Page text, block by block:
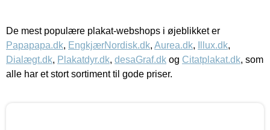
De mest populære plakat-webshops i øjeblikket er
Papapapa.dk, EngkjærNordisk.dk, Aurea.dk, Illux.dk,
Dialægt.dk, Plakatdyr.dk, desaGraf.dk og Citatplakat.dk, som
alle har et stort sortiment til gode priser.